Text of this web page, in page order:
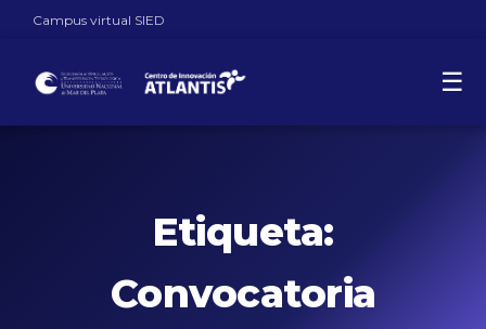
Campus virtual SIED
☰
Etiqueta:
Convocatoria